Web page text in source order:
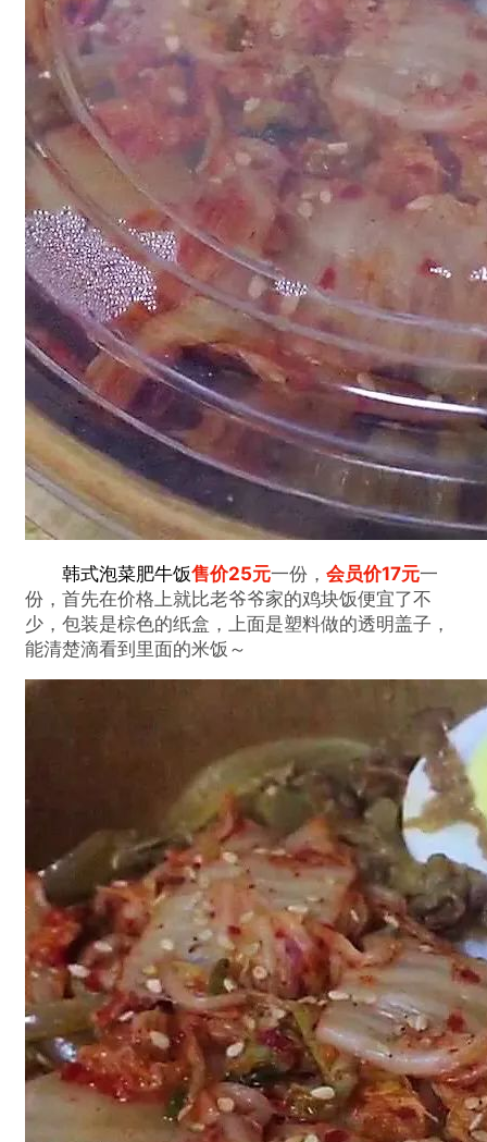
韩式泡菜肥牛饭售价25元一份， 会员价17元一
份，首先在价格上就比老爷爷家的鸡块饭便宜了不
少，包装是棕色的纸盒，上面是塑料做的透明盖子，
能清楚滴看到里面的米饭～